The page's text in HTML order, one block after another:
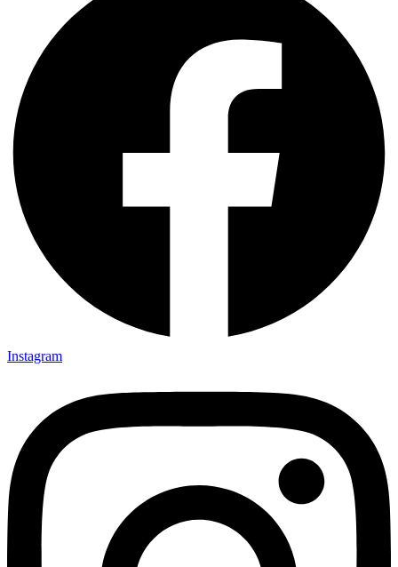
Instagram